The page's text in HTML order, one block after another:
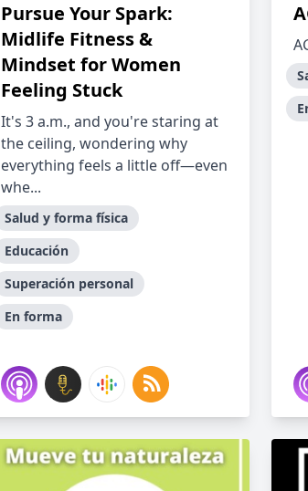
Pursue Your Spark:
Midlife Fitness &
Mindset for Women
Feeling Stuck
It's 3 a.m., and you're staring at
the ceiling, wondering why
everything feels a little off—even
whe...
Salud y forma física
Educación
Superación personal
En forma